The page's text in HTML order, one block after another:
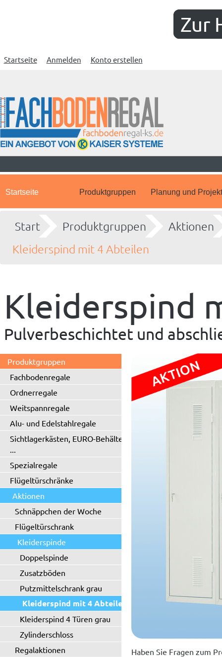
Zur
Startseite Anmelden Konto erstellen
Startseite Produktgruppen Planung und
Start Produktgruppen
Aktionen
Kleiderspind mit 4 Abteilen
Kleiderspind
Pulverbeschichtet und
Produktgruppen
Fachbodenregale
Ordnerregale
Weitspannregale
Alu- und Edelstahlregale
Sichtlagerkästen, EURO-Behälter
...
Spezialregale
Flügeltürschränke
Aktionen
Schnäppchen der Woche
Flügeltürschrank
Kleiderspinde
Doppelspinde
Zusatzböden
Putzmittelschrank grau
Kleiderspind mit 4 Abteilen
Kleiderspind 4 Türen grau
Zylinderschloss
Regalaktionen
Haben Sie Fragen zum